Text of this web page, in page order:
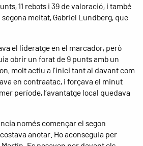
11 rebots i 39 de valoració, i també
meitat, Gabriel Lundberg, que
el lideratge en el marcador, però
obrir un forat de 9 punts amb un
molt actiu a l’inici tant al davant com
en contraatac, i forçava el minut
període, l’avantatge local quedava
només començar el segon
anotar. Ho aconseguia per